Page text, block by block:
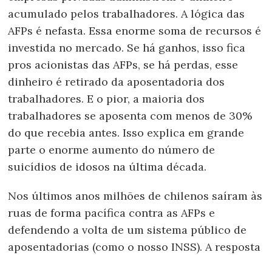
acumulado pelos trabalhadores. A lógica das
AFPs é nefasta. Essa enorme soma de recursos é
investida no mercado. Se há ganhos, isso fica
pros acionistas das AFPs, se há perdas, esse
dinheiro é retirado da aposentadoria dos
trabalhadores. E o pior, a maioria dos
trabalhadores se aposenta com menos de 30%
do que recebia antes. Isso explica em grande
parte o enorme aumento do número de
suicídios de idosos na última década.
Nos últimos anos milhões de chilenos saíram às
ruas de forma pacífica contra as AFPs e
defendendo a volta de um sistema público de
aposentadorias (como o nosso INSS). A resposta